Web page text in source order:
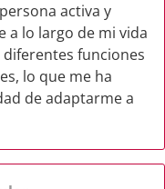
activa y
a lo largo de mi vida
funciones
lo que me ha
de adaptarme a